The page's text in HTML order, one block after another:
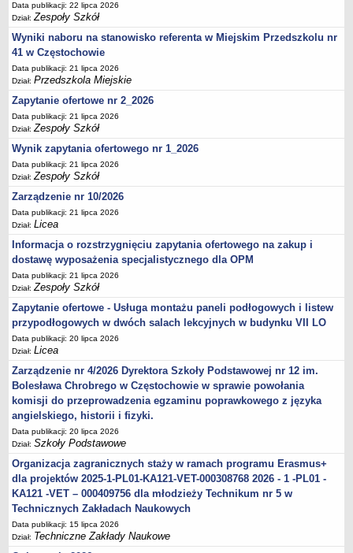
Data publikacji: 22 lipca 2026
Dział:Zespoły Szkół
Wyniki naboru na stanowisko referenta w Miejskim Przedszkolu nr
41 w Częstochowie
Data publikacji: 21 lipca 2026
Dział:Przedszkola Miejskie
Zapytanie ofertowe nr 2_2026
Data publikacji: 21 lipca 2026
Dział:Zespoły Szkół
Wynik zapytania ofertowego nr 1_2026
Data publikacji: 21 lipca 2026
Dział:Zespoły Szkół
Zarządzenie nr 10/2026
Data publikacji: 21 lipca 2026
Dział:Licea
Informacja o rozstrzygnięciu zapytania ofertowego na zakup i
dostawę wyposażenia specjalistycznego dla OPM
Data publikacji: 21 lipca 2026
Dział:Zespoły Szkół
Zapytanie ofertowe - Usługa montażu paneli podłogowych i listew
przypodłogowych w dwóch salach lekcyjnych w budynku VII LO
Data publikacji: 20 lipca 2026
Dział:Licea
Zarządzenie nr 4/2026 Dyrektora Szkoły Podstawowej nr 12 im.
Bolesława Chrobrego w Częstochowie w sprawie powołania
komisji do przeprowadzenia egzaminu poprawkowego z języka
angielskiego, historii i fizyki.
Data publikacji: 20 lipca 2026
Dział:Szkoły Podstawowe
Organizacja zagranicznych staży w ramach programu Erasmus+
dla projektów 2025-1-PL01-KA121-VET-000308768 2026 - 1 -PL01 -
KA121 -VET – 000409756 dla młodzieży Technikum nr 5 w
Technicznych Zakładach Naukowych
Data publikacji: 15 lipca 2026
Dział: Techniczne Zakłady Naukowe